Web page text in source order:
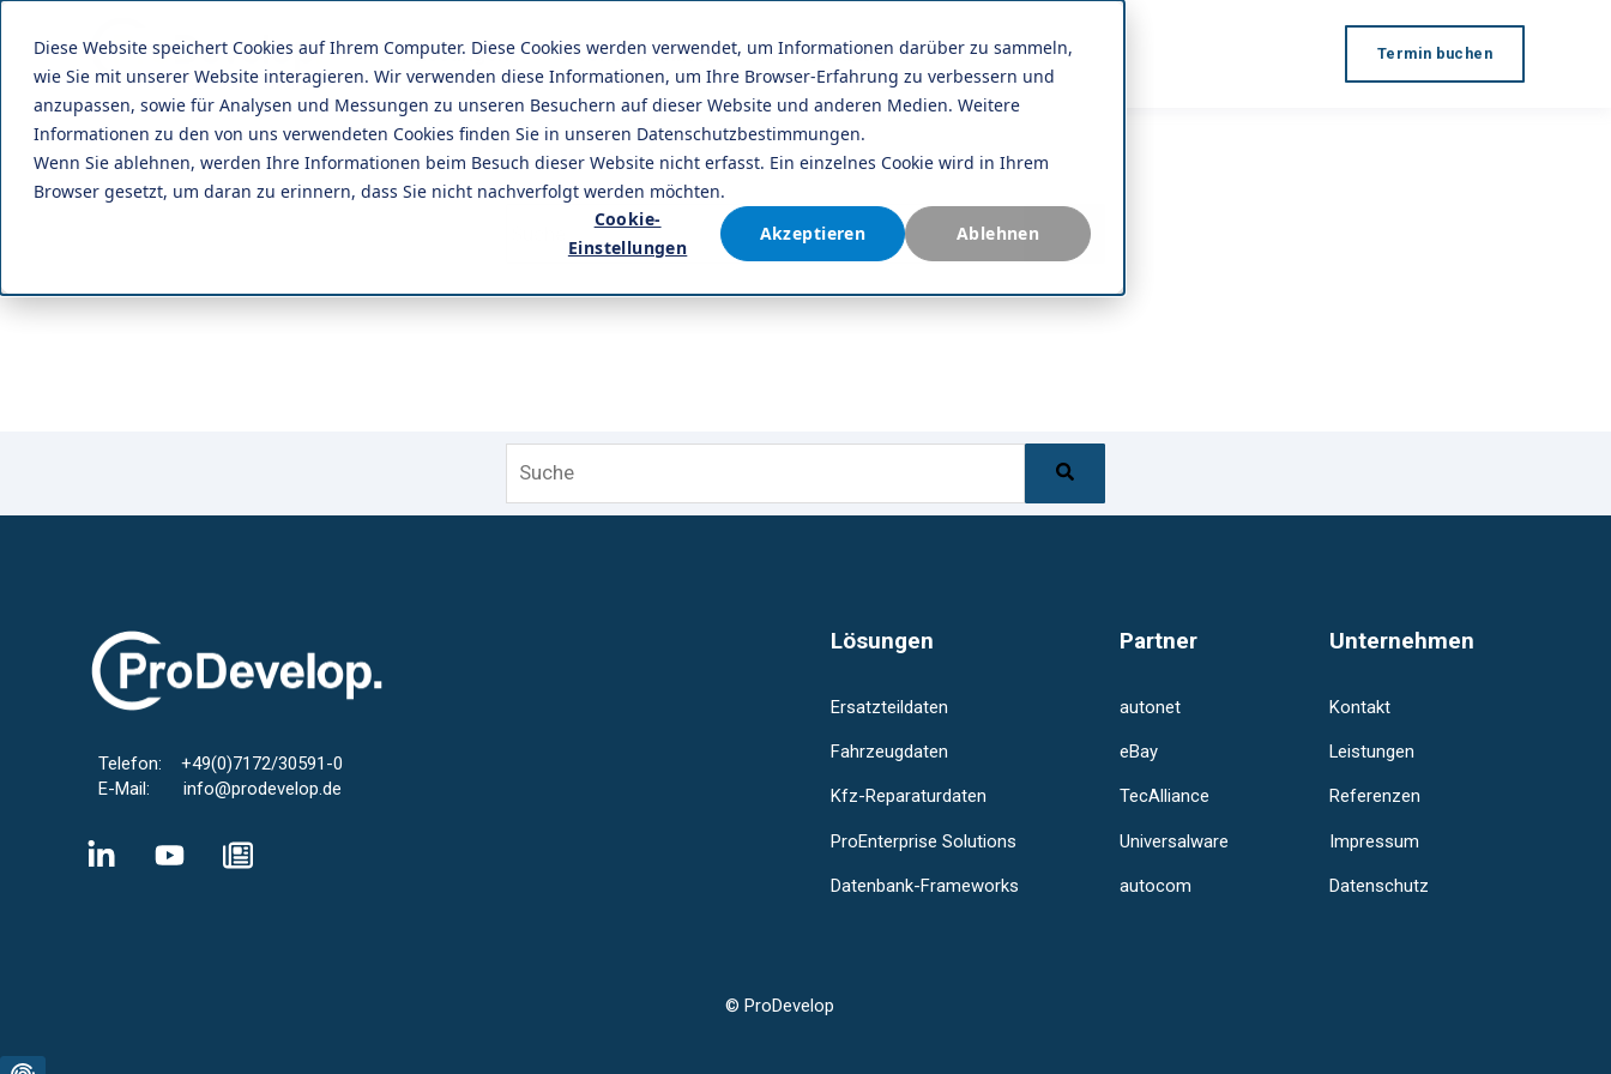
Diese Website speichert Cookies auf Ihrem Computer. Diese Cookies werden verwendet, um Informationen darüber zu sammeln,
wie Sie mit unserer Website interagieren. Wir verwenden diese Informationen, um Ihre Browser-Erfahrung zu verbessern und
anzupassen, sowie für Analysen und Messungen zu unseren Besuchern auf dieser Website und anderen Medien. Weitere
Informationen zu den von uns verwendeten Cookies finden Sie in unseren Datenschutzbestimmungen.
Wenn Sie ablehnen, werden Ihre Informationen beim Besuch dieser Website nicht erfasst. Ein einzelnes Cookie wird in Ihrem
Browser gesetzt, um daran zu erinnern, dass Sie nicht nachverfolgt werden möchten.
Cookie-
Einstellungen
Akzeptieren Ablehnen
Lösungen Unternehmen Kontakt Termin buchen
Dies ist ein Suchfeld mit einer automatischen Vorschlagsfunktion.
Es gibt keine Vorschläge, da das Suchfeld leer ist.
Dies ist ein Suchfeld mit einer automatischen Vorschlagsfunktion.
Telefon: +49(0)7172/30591-0
E-Mail:
Lösungen
Ersatzteildaten
Fahrzeugdaten
Kfz-Reparaturdaten
ProEnterprise Solutions
Datenbank-Frameworks
Partner
autonet
eBay
TecAlliance
Universalware
autocom
Unternehmen
Kontakt
Leistungen
Referenzen
Impressum
Datenschutz
© ProDevelop